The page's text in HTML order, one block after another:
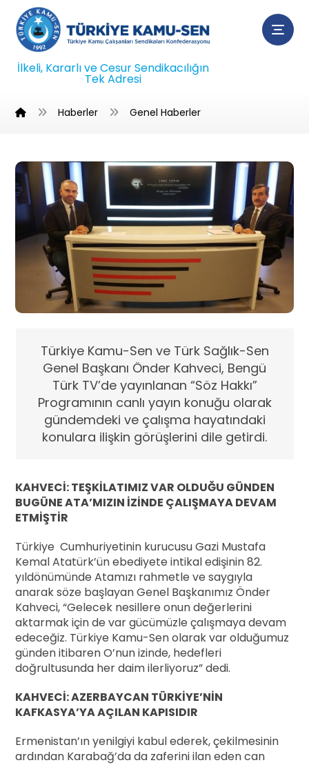
İlkeli, Kararlı ve Cesur Sendikacılığın
Tek Adresi
Haberler Genel Haberler
Türkiye Kamu-Sen ve Türk Sağlık-Sen
Genel Başkanı Önder Kahveci, Bengü
Türk TV’de yayınlanan “Söz Hakkı”
Programının canlı yayın konuğu olarak
gündemdeki ve çalışma hayatındaki
konulara ilişkin görüşlerini dile getirdi.
KAHVECİ: TEŞKİLATIMIZ VAR OLDUĞU GÜNDEN
BUGÜNE ATA’MIZIN İZİNDE ÇALIŞMAYA DEVAM
ETMİŞTİR
Türkiye Cumhuriyetinin kurucusu Gazi Mustafa
Kemal Atatürk’ün ebediyete intikal edişinin 82.
yıldönümünde Atamızı rahmetle ve saygıyla
anarak söze başlayan Genel Başkanımız Önder
Kahveci, “Gelecek nesillere onun değerlerini
aktarmak için de var gücümüzle çalışmaya devam
edeceğiz. Türkiye Kamu-Sen olarak var olduğumuz
günden itibaren O’nun izinde, hedefleri
doğrultusunda her daim ilerliyoruz” dedi.
KAHVECİ: AZERBAYCAN TÜRKİYE’NİN
KAFKASYA’YA AÇILAN KAPISIDIR
Ermenistan’ın yenilgiyi kabul ederek, çekilmesinin
ardından Karabağ’da da zaferini ilan eden can